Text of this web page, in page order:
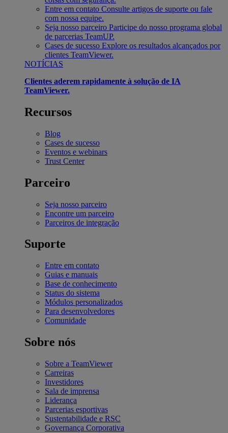
Entre em contato Consulte artigos de suporte ou fale
com nossa equipe.
Seja nosso parceiro Participe do nosso programa global
de parcerias TeamUP.
Cases de sucesso Explore os resultados alcançados por
clientes TeamViewer.
NOTÍCIAS
Clientes aderem rapidamente à solução de IA
TeamViewer.
Recursos
Blog
Cases de sucesso
Eventos e webinars
Trust Center
Parceiro
Seja nosso parceiro
Encontre um parceiro
Parceiros de integração
Suporte
Entre em contato
Guias e manuais
Base de conhecimento
Status do sistema
Módulos personalizados
Para desenvolvedores
Comunidade
Sobre nós
Sobre a TeamViewer
Carreiras
Investidores
Sala de imprensa
Liderança
Parcerias esportivas
Sustentabilidade e RSC
Governança Corporativa